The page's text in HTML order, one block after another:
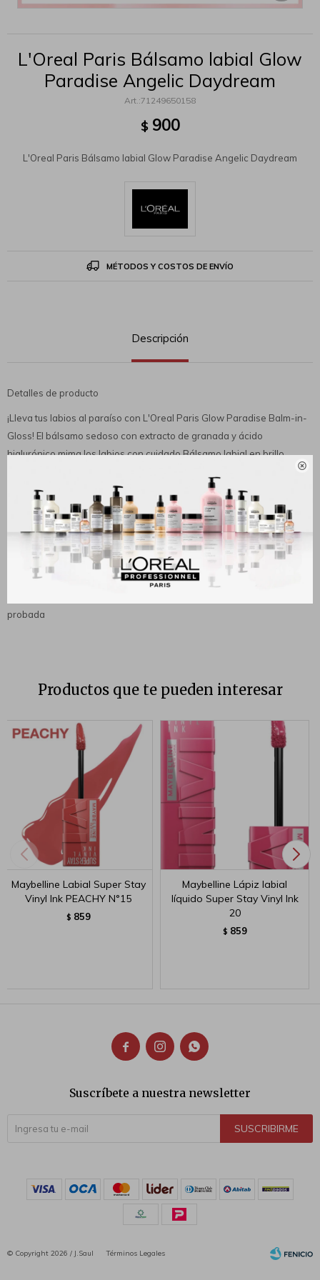

L'Oreal Paris Bálsamo labial Glow
Paradise Angelic Daydream
71249650158
$ 900
L'Oreal Paris Bálsamo labial Glow Paradise Angelic Daydream
MÉTODOS Y COSTOS DE ENVÍO
Descripción
Detalles de producto
¡Lleva tus labios al paraíso con L'Oreal Paris Glow Paradise Balm-in-
Gloss! El bálsamo sedoso con extracto de granada y ácido
hialurónico mima los labios con cuidado.Bálsamo labial en brillo
Daydream, 0.23 fl oz; Envuelve los labios en un bálsamo líquido
sedoso con extracto de granada y ácido hialurónico.Los labios se
sienten instantáneamente hidratados, mimados y besables.Color
puro y natural para labios con un aspecto tan saludable que
brillanFórmula ligera y no pegajosa con aplicador infinito
exclusivo.Fórmula ultrasuave adecuada para labios sensibles;
probada
Productos que te pueden interesar
Maybelline Labial Super Stay
Vinyl Ink PEACHY N°15
$ 859
Maybelline Lápiz labial
líquido Super Stay Vinyl Ink
20
$ 859
  
Suscríbete a nuestra newsletter
SUSCRIBIRME
© Copyright 2026 / J.Saul Términos Legales